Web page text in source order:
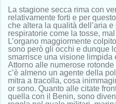
La stagione secca rima con
relativamente forti e per
che altera la qualità dell’aria
respiratorie come la tosse,
L’organo maggiormente
sono però gli occhi e dunque
smarrisce una visione limpida
Attorno alle numerose
c’è almeno un agente della
mitra a tracolla, cosa
or sono. Quanto alle citate
quella con il Benin, sono